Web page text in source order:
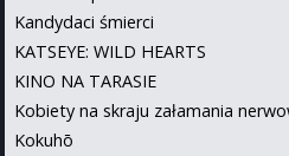
Kandydaci śmierci
KATSEYE: WILD HEARTS
KINO NA TARASIE
Kobiety na skraju załamania
Kokuhō